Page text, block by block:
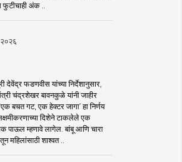
फुटीचाही अंक ..
देवेंद्र फडणवीस यांच्या निर्देशानुसार,
चंद्रशेखर बावनकुळे यांनी जाहीर
बचत गट, एक हेक्टर जागा’ हा निर्णय
दिशेने टाकलेले एक
पाऊल म्हणावे लागेल. बांबू आणि चारा
महिलांसाठी शाश्वत ..